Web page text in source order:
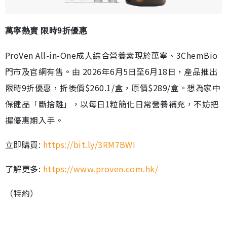
萬寧熱賣 限時9折優惠
ProVen All-in-One成人綜合營養素現於萬寧、3ChemBio
門市及官網有售。由 2026年6月5日至6月18日，產品推出
限時9折優惠，折後價$260.1/盒，原價$289/盒。想為家中
保健品「斷捨離」，以每日1粒簡化日常營養補充，不妨把
握優惠期入手。
立即購買: https://bit.ly/3RM7BWI
了解更多: https://www.proven.com.hk/
（特約）